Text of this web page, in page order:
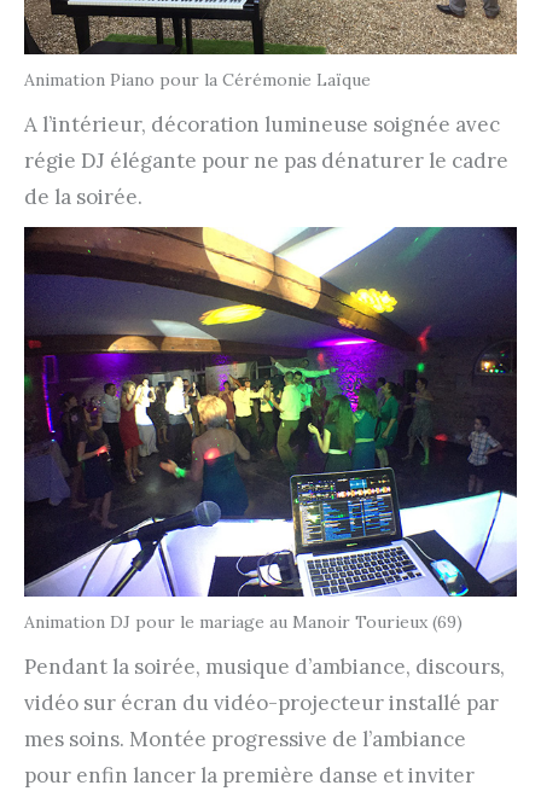
Animation Piano pour la Cérémonie Laïque
A l’intérieur, décoration lumineuse soignée avec
régie DJ élégante pour ne pas dénaturer le cadre
de la soirée.
Animation DJ pour le mariage au Manoir Tourieux (69)
Pendant la soirée, musique d’ambiance, discours,
vidéo sur écran du vidéo-projecteur installé par
mes soins. Montée progressive de l’ambiance
pour enfin lancer la première danse et inviter